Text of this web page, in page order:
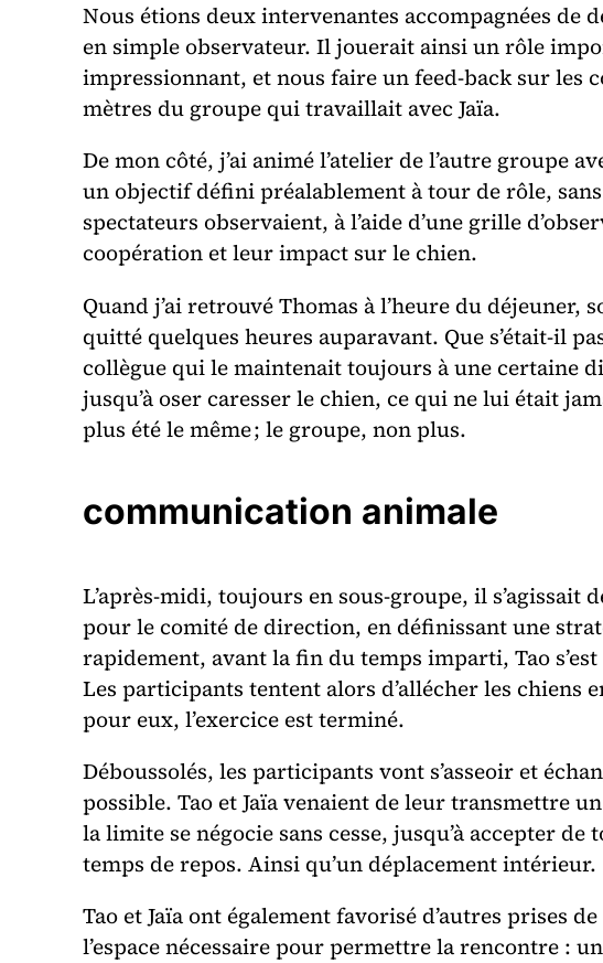
Nous étions deux intervenantes accompagnées de
en simple observateur. Il jouerait ainsi un rôle
impressionnant, et nous faire un feed-back sur les
mètres du groupe qui travaillait avec Jaïa.
De mon côté, j’ai animé l’atelier de l’autre groupe
un objectif défini préalablement à tour de rôle,
spectateurs observaient, à l’aide d’une grille
coopération et leur impact sur le chien.
Quand j’ai retrouvé Thomas à l’heure du déjeuner,
quitté quelques heures auparavant. Que s’était-il
collègue qui le maintenait toujours à une certaine
jusqu’à oser caresser le chien, ce qui ne lui était
plus été le même ; le groupe, non plus.
communication animale
L’après-midi, toujours en sous-groupe, il
pour le comité de direction, en définissant une
rapidement, avant la fin du temps imparti, Tao
Les participants tentent alors d’allécher les chiens
pour eux, l’exercice est terminé.
Déboussolés, les participants vont s’asseoir et
possible. Tao et Jaïa venaient de leur transmettre
la limite se négocie sans cesse, jusqu’à accepter
temps de repos. Ainsi qu’un déplacement intérieur.
Tao et Jaïa ont également favorisé d’autres prises
l’espace nécessaire pour permettre la rencontre :